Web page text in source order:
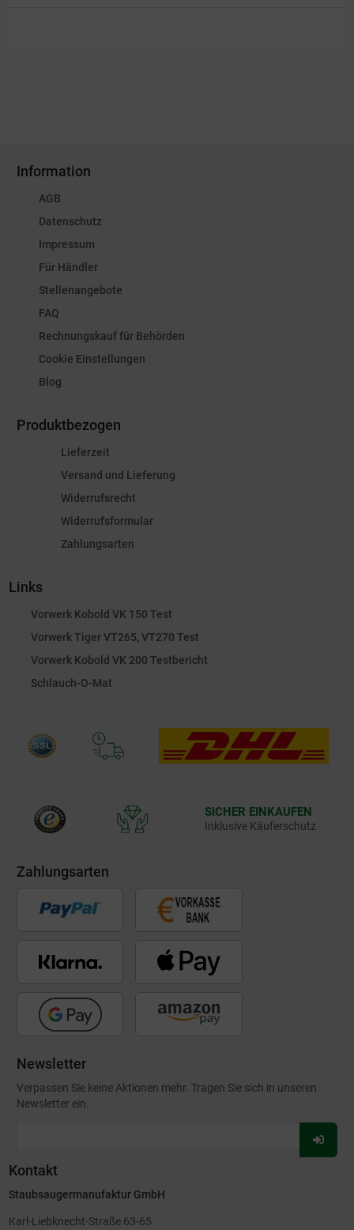
Information
AGB
Datenschutz
Impressum
Für Händler
Stellenangebote
FAQ
Rechnungskauf für Behörden
Cookie Einstellungen
Blog
Produktbezogen
Lieferzeit
Versand und Lieferung
Widerrufsrecht
Widerrufsformular
Zahlungsarten
Links
Vorwerk Kobold VK 150 Test
Vorwerk Tiger VT265, VT270 Test
Vorwerk Kobold VK 200 Testbericht
Schlauch-O-Mat
SICHER EINKAUFEN
Inklusive Käuferschutz
Zahlungsarten
Newsletter
Verpassen Sie keine Aktionen mehr. Tragen Sie sich in unseren
Newsletter ein.
Für
Kontakt
Staubsaugermanufaktur GmbH
Karl-Liebknecht-Straße 63-65